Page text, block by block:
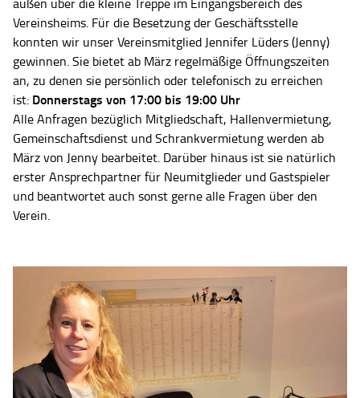
außen über die kleine Treppe im Eingangsbereich des
Vereinsheims. Für die Besetzung der Geschäftsstelle
konnten wir unser Vereinsmitglied Jennifer Lüders (Jenny)
gewinnen. Sie bietet ab März regelmäßige Öffnungszeiten
an, zu denen sie persönlich oder telefonisch zu erreichen
ist: Donnerstags von 17:00 bis 19:00 Uhr
Alle Anfragen bezüglich Mitgliedschaft, Hallenvermietung,
Gemeinschaftsdienst und Schrankvermietung werden ab
März von Jenny bearbeitet. Darüber hinaus ist sie natürlich
erster Ansprechpartner für Neumitglieder und Gastspieler
und beantwortet auch sonst gerne alle Fragen über den
Verein.